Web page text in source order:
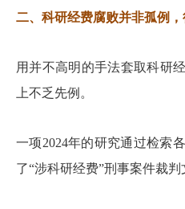
二、科研经费腐败并非孤例
用并不高明的手法套取科研
上不乏先例。
一项2024年的研究通过检索
了“涉科研经费”刑事案件裁判